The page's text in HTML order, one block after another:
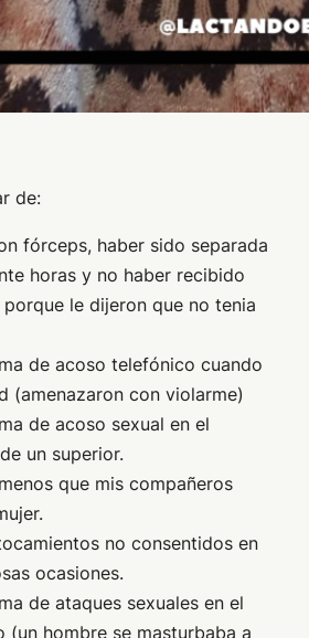
de:
fórceps, haber sido separada
horas y no haber recibido
le dijeron que no tenia
de acoso telefónico cuando
(amenazaron con violarme)
de acoso sexual en el
un superior.
que mis compañeros
no consentidos en
ocasiones.
de ataques sexuales en el
hombre se masturbaba a